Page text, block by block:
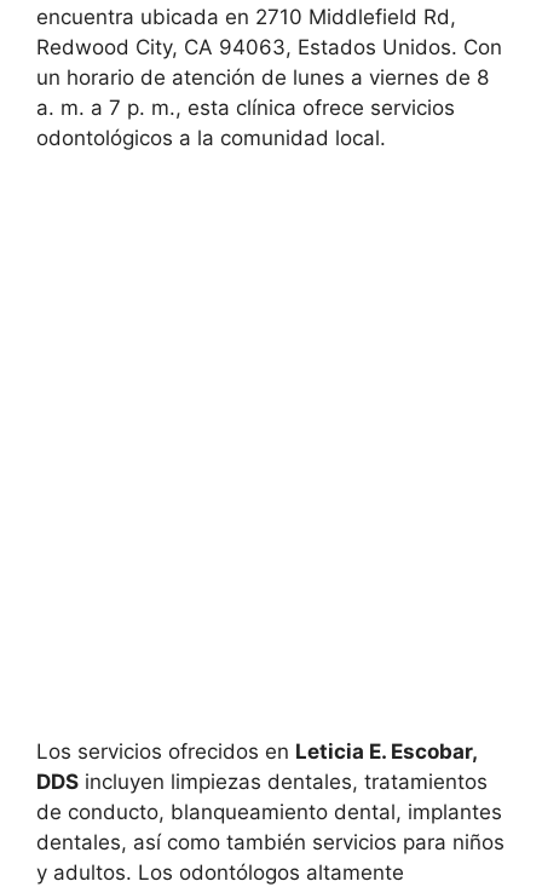
encuentra ubicada en 2710 Middlefield Rd,
Redwood City, CA 94063, Estados Unidos. Con
un horario de atención de lunes a viernes de 8
a. m. a 7 p. m., esta clínica ofrece servicios
odontológicos a la comunidad local.
Los servicios ofrecidos en Leticia E. Escobar,
DDS incluyen limpiezas dentales, tratamientos
de conducto, blanqueamiento dental, implantes
dentales, así como también servicios para niños
y adultos. Los odontólogos altamente